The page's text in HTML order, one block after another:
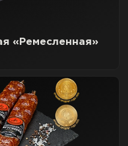
«Ремесленная»